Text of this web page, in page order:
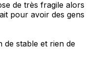
de très fragile alors
pour avoir des gens
stable et rien de